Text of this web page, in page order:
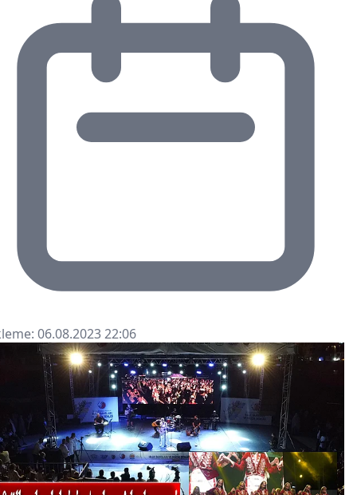
06.08.2023 22:06